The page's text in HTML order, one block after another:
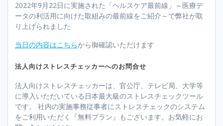
2022年9月22日に実施された「ヘルスケア最前線」～医療デ
ータの利活用に向けた取組みの最前線をご紹介～で弊社が取
り上げられました
当日の内容はこちらから御確認いただけます
法人向けストレスチェッカーへのお問合せ
法人向けストレスチェッカーは、官公庁、テレビ局、大学等
に導入いただいている日本最大級のストレスチェックツール
です。 社内の実施事務従事者にストレスチェックのシステム
をご利用いただく『無料プラン』もございます。お気軽にお